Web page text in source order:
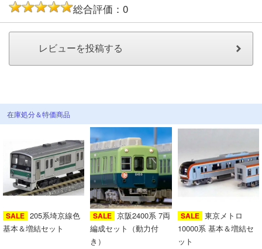
Infomation
ご注文方法
お問い合せ
ログイン/マイページ
お気に入りリスト
新規会員登録
会員ランクについて
総合評価：0
在庫処分＆特価商品
SALE 205系埼京線色
基本＆増結セット
SALE 京阪2400系 7両
編成セット（動力付
き）
SALE 東京メトロ
10000系 基本＆増結セ
ット